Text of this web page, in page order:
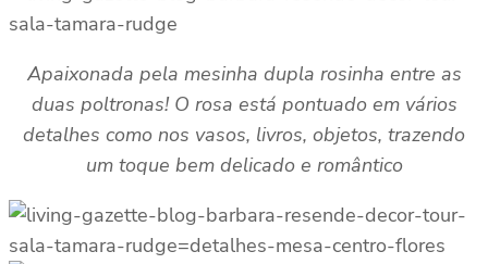
Apaixonada pela mesinha dupla rosinha entre as
duas poltronas! O rosa está pontuado em vários
detalhes como nos vasos, livros, objetos, trazendo
um toque bem delicado e romântico